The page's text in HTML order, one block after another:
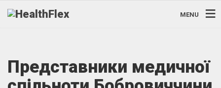
MENU
Представники медичної